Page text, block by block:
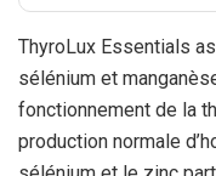
ThyroLux Essentials
sélénium et
fonctionnement de la
production normale